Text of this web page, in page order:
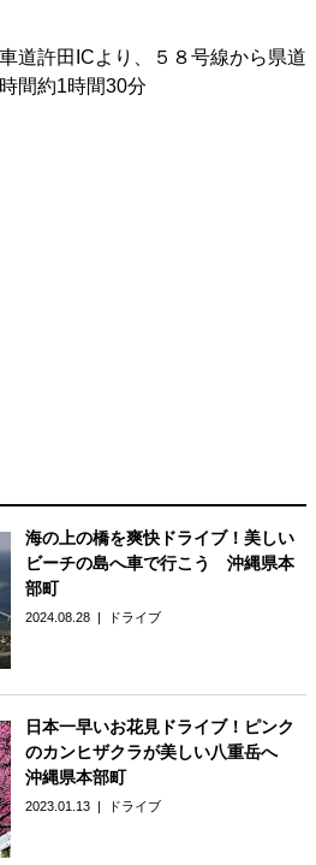
道許田ICより、５８号線から県道
間約1時間30分
海の上の橋を爽快ドライブ！美しい
ビーチの島へ車で行こう 沖縄県本
部町
2024.08.28 ドライブ
日本一早いお花見ドライブ！ピンク
のカンヒザクラが美しい八重岳へ
沖縄県本部町
2023.01.13 ドライブ